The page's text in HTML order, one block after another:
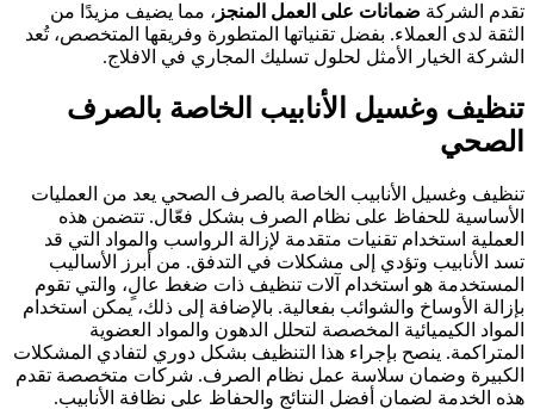
تقدم الشركة ضمانات على العمل المنجز ، مما يضيف مزيدًا من
الثقة لدى العملاء. بفضل تقنياتها المتطورة وفريقها المتخصص، تُعد
الشركة الخيار الأمثل لحلول تسليك المجاري في الافلاج.
تنظيف وغسيل الأنابيب الخاصة بالصرف
الصحي
تنظيف وغسيل الأنابيب الخاصة بالصرف الصحي يعد من العمليات
الأساسية للحفاظ على نظام الصرف بشكل فعّال. تتضمن هذه
العملية استخدام تقنيات متقدمة لإزالة الرواسب والمواد التي قد
تسد الأنابيب وتؤدي إلى مشكلات في التدفق. من أبرز الأساليب
المستخدمة هو استخدام آلات تنظيف ذات ضغط عالٍ، والتي تقوم
بإزالة الأوساخ والشوائب بفعالية. بالإضافة إلى ذلك، يمكن استخدام
المواد الكيميائية المخصصة لتحلل الدهون والمواد العضوية
المتراكمة. ينصح بإجراء هذا التنظيف بشكل دوري لتفادي المشكلات
الكبيرة وضمان سلاسة عمل نظام الصرف. شركات متخصصة تقدم
هذه الخدمة لضمان أفضل النتائج والحفاظ على نظافة الأنابيب.